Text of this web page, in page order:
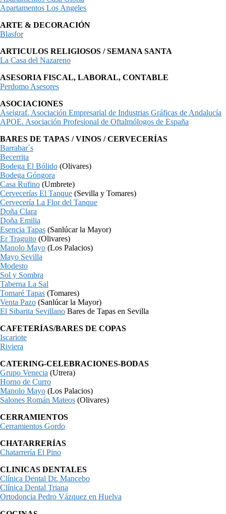
Apartamentos Los Angeles
ARTE & DECORACIÓN
Blasfor
ARTICULOS RELIGIOSOS / SEMANA SANTA
La Casa del Nazareno
ASESORIA FISCAL, LABORAL, CONTABLE
Perdomo Asesores
ASOCIACIONES
Aseigraf. Asociación Empresarial de Industrias Gráficas de Andalucía
APOE. Asociación Profesional de Oftalmólogos de España
BARES DE TAPAS / VINOS / CERVECERÍAS
Barrabar´s
Becerrita
Bodega El Bólido (Olivares)
Bodega Góngora
Casa Rufino (Umbrete)
Cervecerías El Tanque (Sevilla y Tomares)
Cervecería La Flor del Tanque
Doña Clara
Doña Emilia
Esencia Tapas (Sanlúcar la Mayor)
Er Traguito (Olivares)
Manolo Mayo (Los Palacios)
Mayo Sevilla
Modesto
Sol y Sombra
Taberna La Sal
Tomaré Tapas (Tomares)
Venta Pazo (Sanlúcar la Mayor)
El Sibarita Sevillano Bares de Tapas en Sevilla
CAFETERÍAS/BARES DE COPAS
Iscariote
Riviera
CATERING-CELEBRACIONES-BODAS
Grupo Venecia (Utrera)
Horno de Curro
Manolo Mayo (Los Palacios)
Salones Román Mateos (Olivares)
CERRAMIENTOS
Cerramientos Gordo
CHATARRERÍAS
Chatarrería El Pino
CLINICAS DENTALES
Clínica Dental Dr. Mancebo
Clínica Dental Triana
Ortodoncia Pedro Vázquez en Huelva